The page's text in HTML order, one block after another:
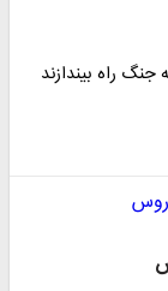
جنگ راه بیندازند